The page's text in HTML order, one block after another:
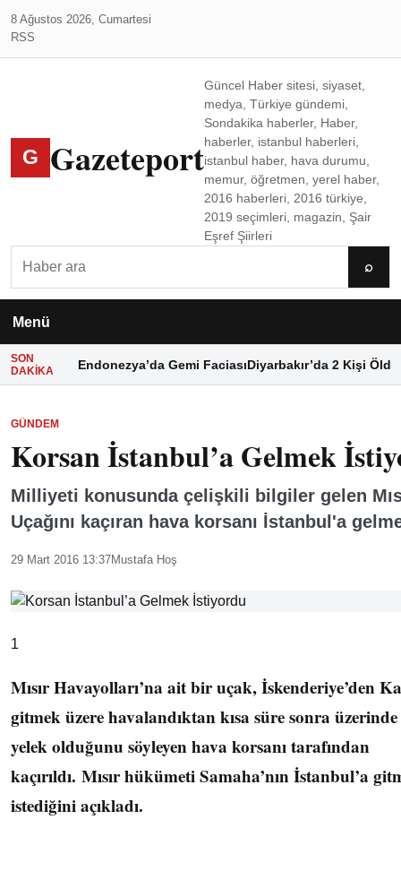
8 Ağustos 2026, Cumartesi
RSS
G Gazeteport
Güncel Haber sitesi, siyaset,
medya, Türkiye gündemi,
Sondakika haberler, Haber,
haberler, istanbul haberleri,
istanbul haber, hava durumu,
memur, öğretmen, yerel haber,
2016 haberleri, 2016 türkiye,
2019 seçimleri, magazin, Şair
Eşref Şiirleri
⌕
Menü
SON
DAKIKA
Endonezya’da Gemi FaciasıDiyarbakır’da 2 Kişi Öldü
GÜNDEM
Korsan İstanbul’a Gelmek
Milliyeti konusunda çelişkili bilgiler gelen
Uçağını kaçıran hava korsanı İstanbul'a
29 Mart 2016 13:37Mustafa Hoş
1
Mısır Havayolları’na ait bir uçak, İskenderiye’den
gitmek üzere havalandıktan kısa süre sonra
yelek olduğunu söyleyen hava korsanı tarafından
kaçırıldı. Mısır hükümeti Samaha’nın İstanbul’a
istediğini açıkladı.